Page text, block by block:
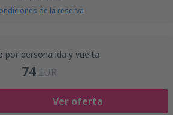
de la reserva
por persona ida y vuelta
74 EUR
Ver oferta